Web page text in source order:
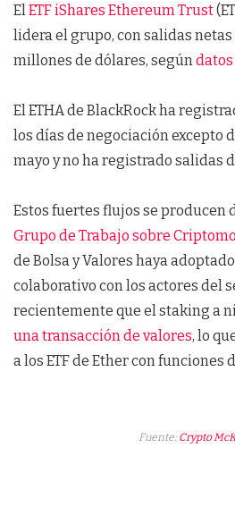
ElETF iShares Ethereum Trust
lidera el grupo, con salidas netas
millones de dólares, segúndatos
El ETHA de BlackRock ha
los días de negociación excepto
mayo y no ha registrado salidas
Estos fuertes flujos se producen
Grupo de Trabajo sobre
de Bolsa y Valores haya
colaborativo con los actores del
recientemente que el staking a
una transacción de valores, lo
a los ETF de Ether con funciones
Fuente: Crypto